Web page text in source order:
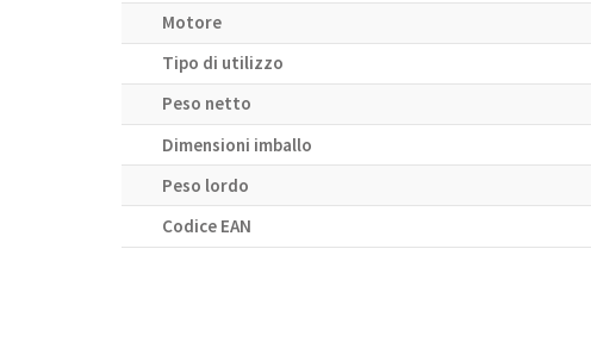
Motore
Tipo di utilizzo
Peso netto
Dimensioni imballo
Peso lordo
Codice EAN